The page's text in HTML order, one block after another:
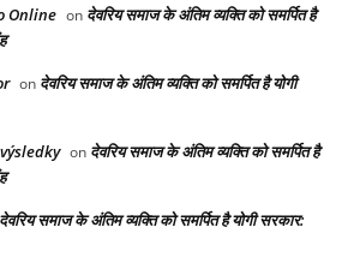
Online on देवरिय समाज के अंतिम व्यक्ति को समर्पित है
on देवरिय समाज के अंतिम व्यक्ति को समर्पित है योगी
on देवरिय समाज के अंतिम व्यक्ति को समर्पित है
देवरिय समाज के अंतिम व्यक्ति को समर्पित है योगी सरकार: